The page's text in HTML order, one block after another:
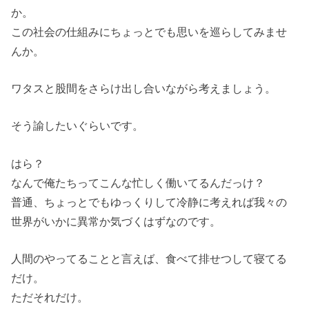
か。
この社会の仕組みにちょっとでも思いを巡らしてみませ
んか。
ワタスと股間をさらけ出し合いながら考えましょう。
そう諭したいぐらいです。
はら？
なんで俺たちってこんな忙しく働いてるんだっけ？
普通、ちょっとでもゆっくりして冷静に考えれば我々の
世界がいかに異常か気づくはずなのです。
人間のやってることと言えば、食べて排せつして寝てる
だけ。
ただそれだけ。